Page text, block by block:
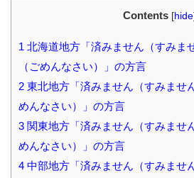
Contents [hide
1 北海道地方「済みません（すみま
（ごめんなさい）」の方言
2 東北地方「済みません（すみませ
めんなさい）」の方言
3 関東地方「済みません（すみませ
めんなさい）」の方言
4 中部地方「済みません（すみませ